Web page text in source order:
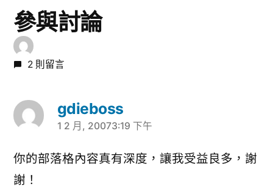
參與討論
2 則留言
gdieboss
表
示:
1 2 月, 20073:19 下午
你的部落格內容真有深度，讓我受益良多，謝
謝！